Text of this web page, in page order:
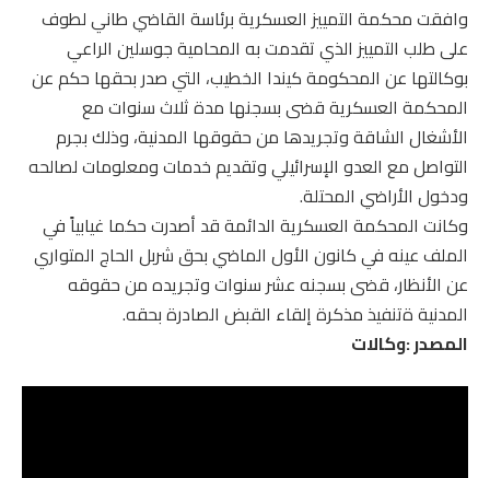
وافقت محكمة التمييز العسكرية برئاسة القاضي طاني لطوف
على طلب التمييز الذي تقدمت به المحامية جوسلين الراعي
بوكالتها عن المحكومة كيندا الخطيب، التي صدر بحقها حكم عن
المحكمة العسكرية قضى بسجنها مدة ثلاث سنوات مع
الأشغال الشاقة وتجريدها من حقوقها المدنية، وذلك بجرم
التواصل مع العدو الإسرائيلي وتقديم خدمات ومعلومات لصالحه
ودخول الأراضي المحتلة.
وكانت المحكمة العسكرية الدائمة قد أصدرت حكما غيابياً في
الملف عينه في كانون الأول الماضي بحق شربل الحاج المتواري
عن الأنظار، قضى بسجنه عشر سنوات وتجريده من حقوقه
المدنية ةتنفيذ مذكرة إلقاء القبض الصادرة بحقه.
المصدر :وكالات